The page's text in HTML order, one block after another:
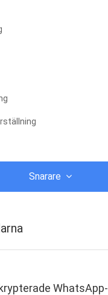
Snarare
WhatsApp-